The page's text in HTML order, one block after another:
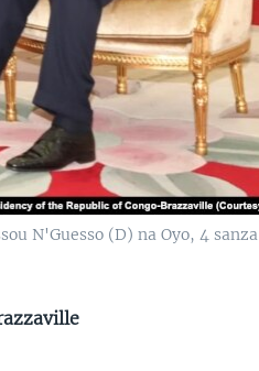
N'Guesso (D) na Oyo, 4 sanza